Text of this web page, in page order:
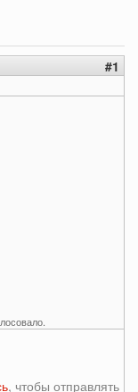
#1
, чтобы отправлять